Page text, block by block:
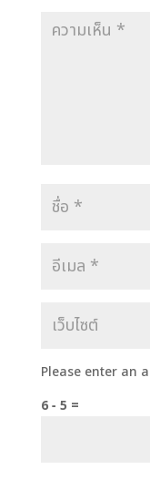
Please enter an
6 − 5 =